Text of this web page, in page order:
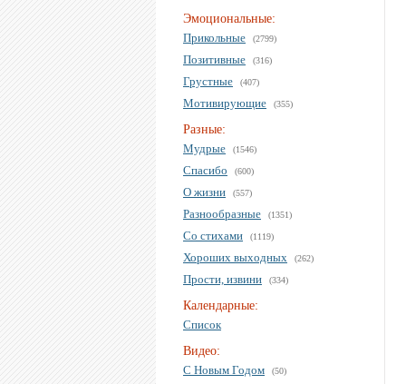
Эмоциональные:
Прикольные
(2799)
Позитивные (316)
Грустные (407)
Мотивирующие (355)
Разные:
Мудрые
(1546)
Спасибо (600)
О жизни (557)
Разнообразные (1351)
Со стихами (1119)
Хороших выходных (262)
Прости, извини (334)
Календарные:
Список
Видео:
С Новым Годом
(50)